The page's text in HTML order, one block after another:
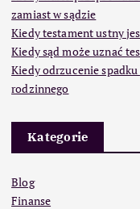
zamiast w sądzie
Kiedy testament ustny
Kiedy sąd może uznać
Kiedy odrzucenie
rodzinnego
Kategorie
Blog
Finanse